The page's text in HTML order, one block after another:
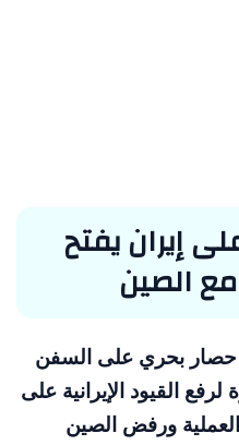
إيران يفتح
الصين
حصار بحري على السفن
القيود الإيرانية على
ورفض الصين